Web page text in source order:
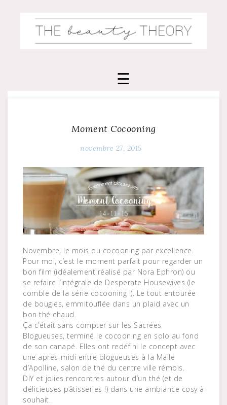
Moment Cocooning
novembre 27, 2015
Novembre, le mois du cocooning par excellence.
Pour moi, c’est le moment parfait pour regarder un
bon film (idéalement réalisé par Nora Ephron) ou
se refaire l’intégrale de Desperate Housewives (le
comble de la série cocooning !). Le tout entourée
de bougies, emmitouflée dans un plaid avec un
bon thé chaud.
Ça c’était sans compter sur les Sacrées
Blogueuses, terminé le cocooning en solo au fond
de son canapé. Elles ont redéfini le concept avec
une après-midi entre blogueuses à la Malle
d’Apolline, salon de thé du centre ville rémois.
DIY et jolies rencontres autour d’un thé (et de
délicieuses pâtisseries !) dans une ambiance cosy à
souhait.